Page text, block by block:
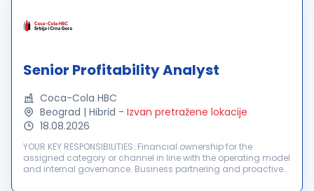
Senior Profitability Analyst
Coca-Cola HBC
Beograd | Hibrid - Izvan pretražene lokacije
18.08.2026
YOUR KEY RESPONSIBILITIES: Financial ownership for the
assigned category or channel in line with the operating model
and internal governance. Business partnering and proactive